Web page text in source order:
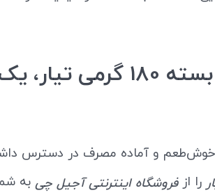
خرید سبزی شوید بسته 180 گرمی تیار،
و آماده مصرف در دسترس
را ازفروشگاه اینترنتی آجیل چی به